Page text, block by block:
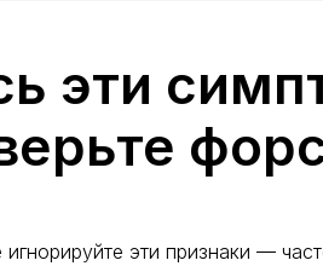
эти
игнорируйте эти признаки —